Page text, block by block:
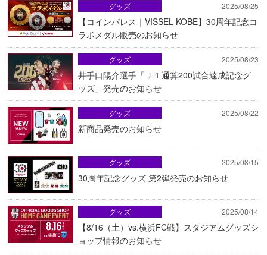
2025/08/25
【コインパレス｜VISSEL KOBE】30周年記念コ
ラボメダル販売のお知らせ
グッズ
2025/08/23
井手口陽介選手「Ｊ１通算200試合達成記念グ
ッズ」発売のお知らせ
グッズ
2025/08/22
新商品発売のお知らせ
グッズ
2025/08/15
30周年記念グッズ 第2弾発売のお知らせ
グッズ
2025/08/14
【8/16（土）vs.横浜FC戦】スタジアムグッズシ
ョップ情報のお知らせ
グッズ